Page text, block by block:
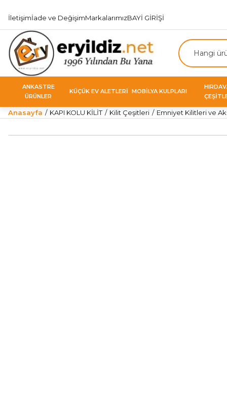
İletişimİade ve DeğişimMarkalarımızBAYİ GİRİŞİ
ANKASTRE
ÜRÜNLER
KÜÇÜK EV ALETLERİ MOBİLYA KULPLARI
Anasayfa KAPI KOLU KİLİT Kilit Çeşitleri Emniyet Kilitleri ve